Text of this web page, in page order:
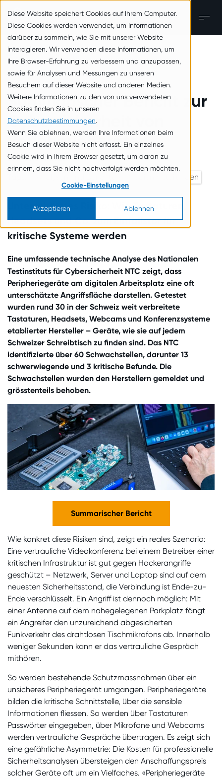
Diese Website speichert Cookies auf Ihrem Computer.
Diese Cookies werden verwendet, um Informationen
darüber zu sammeln, wie Sie mit unserer Website
interagieren. Wir verwenden diese Informationen, um
Ihre Browser-Erfahrung zu verbessern und anzupassen,
sowie für Analysen und Messungen zu unseren
Besuchern auf dieser Website und anderen Medien.
Weitere Informationen zu den von uns verwendeten
Cookies finden Sie in unseren
Datenschutzbestimmungen.
Wenn Sie ablehnen, werden Ihre Informationen beim
Besuch dieser Website nicht erfasst. Ein einzelnes
Cookie wird in Ihrem Browser gesetzt, um daran zu
erinnern, dass Sie nicht nachverfolgt werden möchten.
Cookie-Einstellungen
Akzeptieren Ablehnen
zum Inhalt springen
DE
Zurück zur Übersicht
Summarischer Bericht zur
Cybersicherheit von
Peripheriegeräten
26. Februar 2026
Medienmitteilungen
Unterschätztes Risiko: Wie Tastaturen,
Headsets und Co. zum Einfallstor für
kritische Systeme werden
Eine umfassende technische Analyse des Nationalen
Testinstituts für Cybersicherheit NTC zeigt, dass
Peripheriegeräte am digitalen Arbeitsplatz eine oft
unterschätzte Angriffsfläche darstellen. Getestet
wurden rund 30 in der Schweiz weit verbreitete
Tastaturen, Headsets, Webcams und Konferenzsysteme
etablierter Hersteller – Geräte, wie sie auf jedem
Schweizer Schreibtisch zu finden sind. Das NTC
identifizierte über 60 Schwachstellen, darunter 13
schwerwiegende und 3 kritische Befunde. Die
Schwachstellen wurden den Herstellern gemeldet und
grösstenteils behoben.
Summarischer Bericht
Wie konkret diese Risiken sind, zeigt ein reales Szenario:
Eine vertrauliche Videokonferenz bei einem Betreiber einer
kritischen Infrastruktur ist gut gegen Hackerangriffe
geschützt – Netzwerk, Server und Laptop sind auf dem
neuesten Sicherheitsstand, die Verbindung ist Ende-zu-
Ende verschlüsselt. Ein Angriff ist dennoch möglich: Mit
einer Antenne auf dem nahegelegenen Parkplatz fängt
ein Angreifer den unzureichend abgesicherten
Funkverkehr des drahtlosen Tischmikrofons ab. Innerhalb
weniger Sekunden kann er das vertrauliche Gespräch
mithören.
So werden bestehende Schutzmassnahmen über ein
unsicheres Peripheriegerät umgangen. Peripheriegeräte
bilden die kritische Schnittstelle, über die sensible
Informationen fliessen. So werden über Tastaturen
Passwörter eingegeben, über Mikrofone und Webcams
werden vertrauliche Gespräche übertragen. Es zeigt sich
eine gefährliche Asymmetrie: Die Kosten für professionelle
Sicherheitsanalysen übersteigen den Anschaffungspreis
solcher Geräte oft um ein Vielfaches. «Peripheriegeräte